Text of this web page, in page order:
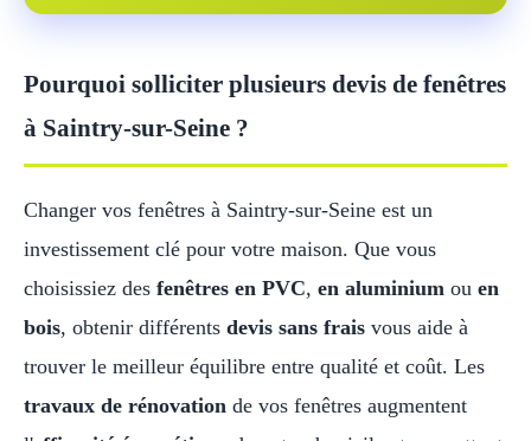
Pourquoi solliciter plusieurs devis de fenêtres
à Saintry-sur-Seine ?
Changer vos fenêtres à Saintry-sur-Seine est un
investissement clé pour votre maison. Que vous
choisissiez des fenêtres en PVC, en aluminium ou en
bois, obtenir différents devis sans frais vous aide à
trouver le meilleur équilibre entre qualité et coût. Les
travaux de rénovation de vos fenêtres augmentent